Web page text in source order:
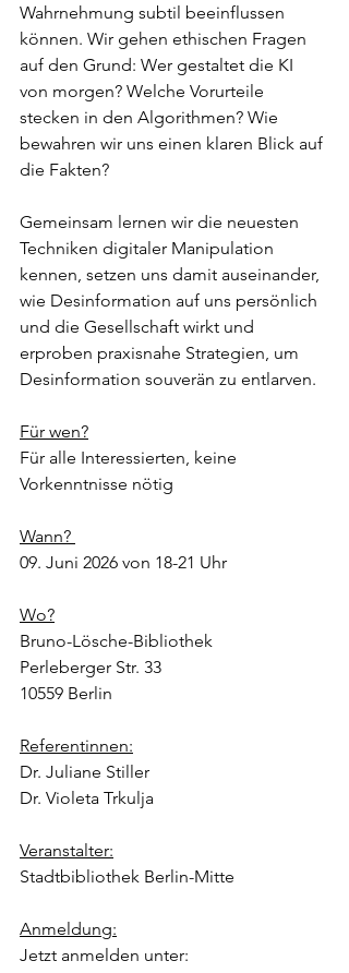
Wahrnehmung subtil beeinflussen
können. Wir gehen ethischen Fragen
auf den Grund: Wer gestaltet die KI
von morgen? Welche Vorurteile
stecken in den Algorithmen? Wie
bewahren wir uns einen klaren Blick auf
die Fakten?
Gemeinsam lernen wir die neuesten
Techniken digitaler Manipulation
kennen, setzen uns damit auseinander,
wie Desinformation auf uns persönlich
und die Gesellschaft wirkt und
erproben praxisnahe Strategien, um
Desinformation souverän zu entlarven.
Für wen?
Für alle Interessierten, keine
Vorkenntnisse nötig
Wann?
09. Juni 2026 von 18-21 Uhr
Wo?
Bruno-Lösche-Bibliothek
Perleberger Str. 33
10559 Berlin
Referentinnen:
Dr. Juliane Stiller
Dr. Violeta Trkulja
Veranstalter:
Stadtbibliothek Berlin-Mitte
Anmeldung:
Jetzt anmelden unter: